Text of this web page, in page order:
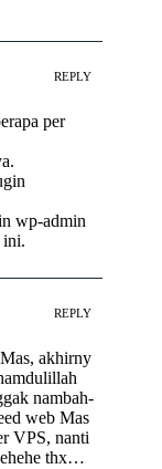
REPLY
per
wp-admin
ini.
REPLY
akhirny
nambah-
web Mas
VPS, nanti
thx…